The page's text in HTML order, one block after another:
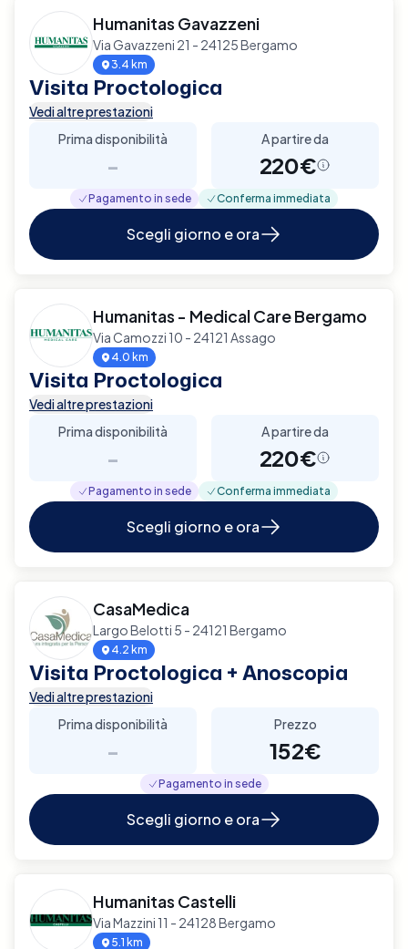
Humanitas Gavazzeni
Via Gavazzeni 21 - 24125 Bergamo
3.4 km
Visita Proctologica
Vedi altre prestazioni
Prima disponibilità
-
A partire da
220€
Pagamento in sede Conferma immediata
Scegli giorno e ora
Humanitas - Medical Care Bergamo
Via Camozzi 10 - 24121 Assago
4.0 km
Visita Proctologica
Vedi altre prestazioni
Prima disponibilità
-
A partire da
220€
Pagamento in sede Conferma immediata
Scegli giorno e ora
CasaMedica
Largo Belotti 5 - 24121 Bergamo
4.2 km
Visita Proctologica + Anoscopia
Vedi altre prestazioni
Prima disponibilità
-
Prezzo
152€
Pagamento in sede
Scegli giorno e ora
Humanitas Castelli
Via Mazzini 11 - 24128 Bergamo
5.1 km